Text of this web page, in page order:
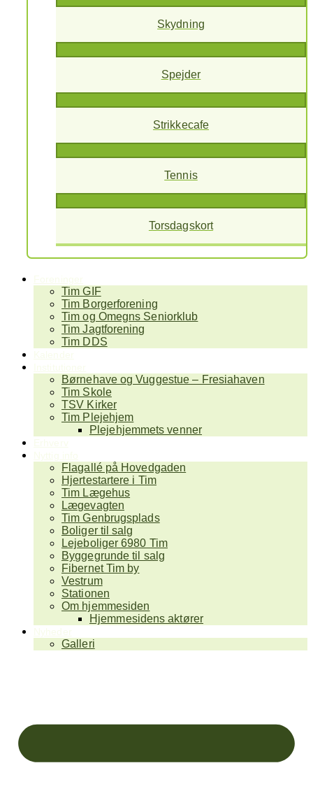
Skydning
Spejder
Strikkecafe
Tennis
Torsdagskort
Tim GIF
Tim Borgerforening
Tim og Omegns Seniorklub
Tim Jagtforening
Tim DDS
Børnehave og Vuggestue – Fresiahaven
Tim Skole
TSV Kirker
Tim Plejehjem
Plejehjemmets venner
Flagallé på Hovedgaden
Hjertestartere i Tim
Tim Lægehus
Lægevagten
Tim Genbrugsplads
Boliger til salg
Lejeboliger 6980 Tim
Byggegrunde til salg
Fibernet Tim by
Vestrum
Stationen
Om hjemmesiden
Hjemmesidens aktører
Galleri